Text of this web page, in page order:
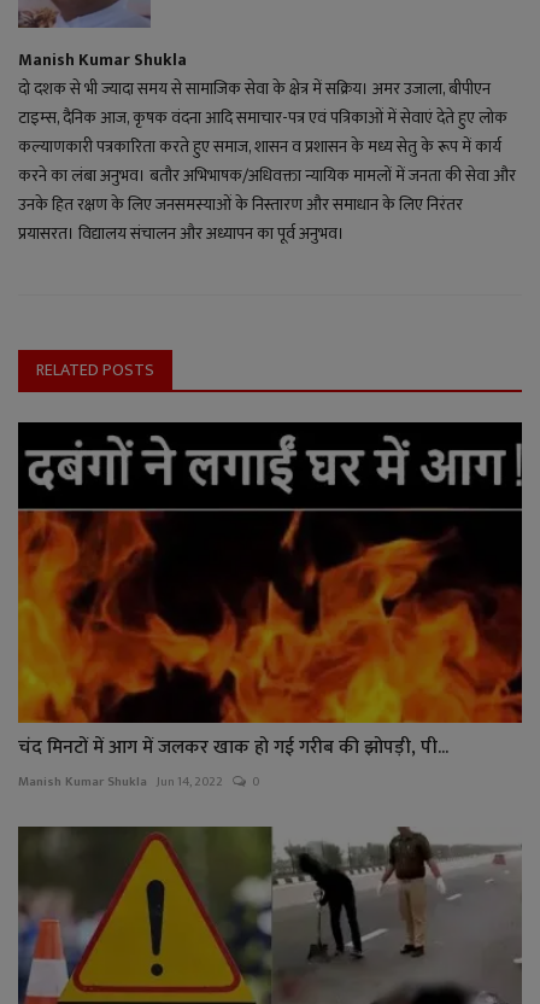
Manish Kumar Shukla
दो दशक से भी ज्यादा समय से सामाजिक सेवा के क्षेत्र में सक्रिय। अमर उजाला, बीपीएन
टाइम्स, दैनिक आज, कृषक वंदना आदि समाचार-पत्र एवं पत्रिकाओं में सेवाएं देते हुए लोक
कल्याणकारी पत्रकारिता करते हुए समाज, शासन व प्रशासन के मध्य सेतु के रूप में कार्य
करने का लंबा अनुभव। बतौर अभिभाषक/अधिवक्ता न्यायिक मामलों में जनता की सेवा और
उनके हित रक्षण के लिए जनसमस्याओं के निस्तारण और समाधान के लिए निरंतर
प्रयासरत। विद्यालय संचालन और अध्यापन का पूर्व अनुभव।
RELATED POSTS
चंद मिनटों में आग में जलकर खाक हो गई गरीब की झोपड़ी, पी...
Manish Kumar Shukla Jun 14, 2022 0